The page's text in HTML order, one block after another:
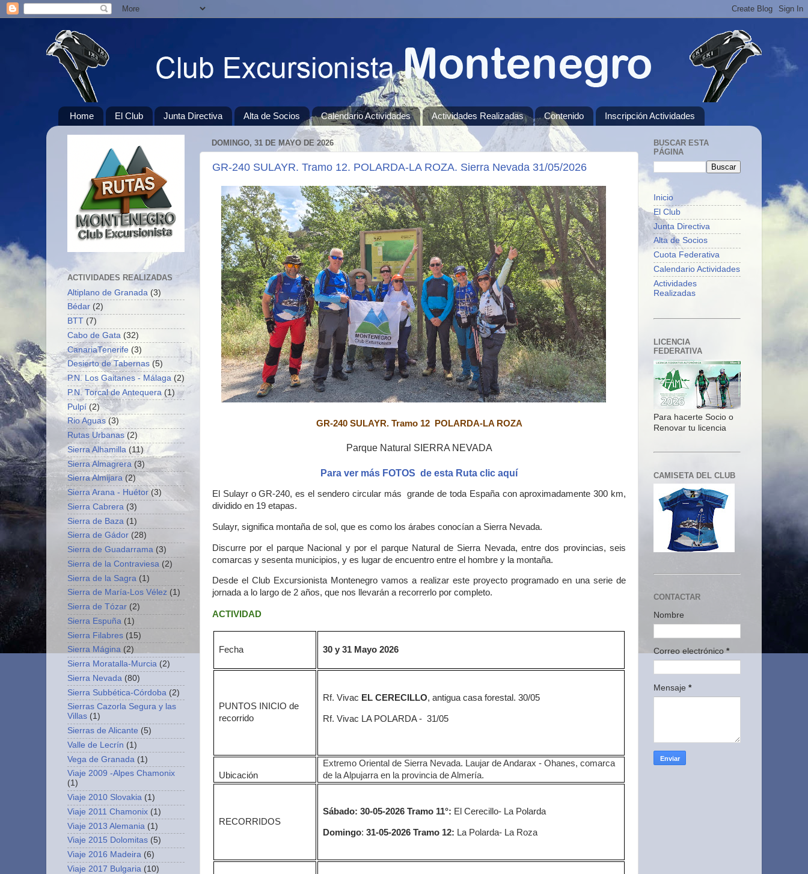
Home El Club Junta Directiva Alta de Socios Calendario Actividades Actividades Realizadas Contenido Inscripción Actividades
DOMINGO, 31 DE MAYO DE 2026
GR-240 SULAYR. Tramo 12. POLARDA-LA ROZA. Sierra Nevada 31/05/2026
GR-240 SULAYR. Tramo 12 POLARDA-LA ROZA
Parque Natural SIERRA NEVADA
Para ver más FOTOS de esta Ruta clic aquí
El Sulayr o GR-240, es el sendero circular más grande de toda España con aproximadamente 300 km,
dividido en 19 etapas.
Sulayr, significa montaña de sol, que es como los árabes conocían a Sierra Nevada.
Discurre por el parque Nacional y por el parque Natural de Sierra Nevada,entre dos provincias, seis
comarcas y sesenta municipios, y es lugar de encuentro entre el hombre y la montaña.
Desde el Club Excursionista Montenegro vamos a realizar este proyecto programado en una serie de
jornada a lo largo de 2 años, que nos llevarán a recorrerlo por completo.
ACTIVIDAD
Fecha 30 y 31 Mayo 2026
PUNTOS INICIO de
recorrido
Rf. Vivac EL CERECILLO, antigua casa forestal. 30/05
Rf. Vivac LA POLARDA - 31/05
Ubicación
Extremo Oriental de Sierra Nevada. Laujar de Andarax - Ohanes, comarca
de la Alpujarra en la provincia de Almería.
RECORRIDOS
Sábado: 30-05-2026 Tramo 11°: El Cerecillo- La Polarda
Domingo: 31-05-2026 Tramo 12: La Polarda- La Roza
ACTIVIDADES REALIZADAS
Altiplano de Granada (3)
Bédar (2)
BTT (7)
Cabo de Gata (32)
CanariaTenerife (3)
Desierto de Tabernas (5)
P.N. Los Gaitanes - Málaga (2)
P.N. Torcal de Antequera (1)
Pulpí (2)
Rio Aguas (3)
Rutas Urbanas (2)
Sierra Alhamilla (11)
Sierra Almagrera (3)
Sierra Almijara (2)
Sierra Arana - Huétor (3)
Sierra Cabrera (3)
Sierra de Baza (1)
Sierra de Gádor (28)
Sierra de Guadarrama (3)
Sierra de la Contraviesa (2)
Sierra de la Sagra (1)
Sierra de María-Los Vélez (1)
Sierra de Tózar (2)
Sierra Espuña (1)
Sierra Filabres (15)
Sierra Mágina (2)
Sierra Moratalla-Murcia (2)
Sierra Nevada (80)
Sierra Subbética-Córdoba (2)
Sierras Cazorla Segura y las
Villas (1)
Sierras de Alicante (5)
Valle de Lecrín (1)
Vega de Granada (1)
Viaje 2009 -Alpes Chamonix
(1)
Viaje 2010 Slovakia (1)
Viaje 2011 Chamonix (1)
Viaje 2013 Alemania (1)
Viaje 2015 Dolomitas (5)
Viaje 2016 Madeira (6)
Viaje 2017 Bulgaria (10)
BUSCAR ESTA
PÁGINA
Inicio
El Club
Junta Directiva
Alta de Socios
Cuota Federativa
Calendario Actividades
Actividades
Realizadas
LICENCIA
FEDERATIVA
Para hacerte Socio o
Renovar tu licencia
CAMISETA DEL CLUB
CONTACTAR
Nombre
Correo electrónico*
Mensaje *